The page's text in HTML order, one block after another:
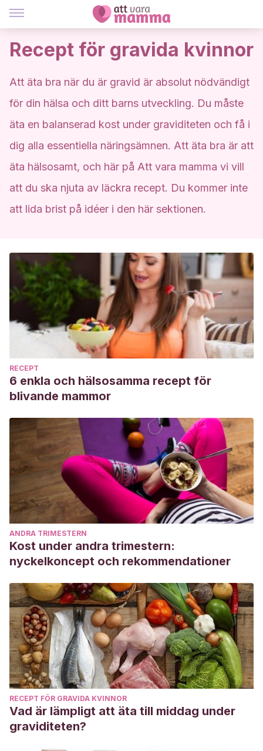
Recept för gravida kvinnor
Att äta bra när du är gravid är absolut nödvändigt
för din hälsa och ditt barns utveckling. Du måste
äta en balanserad kost under graviditeten och få i
dig alla essentiella näringsämnen. Att äta bra är att
äta hälsosamt, och här på Att vara mamma vi vill
att du ska njuta av läckra recept. Du kommer inte
att lida brist på idéer i den här sektionen.
RECEPT
6 enkla och hälsosamma recept för
blivande mammor
ANDRA TRIMESTERN
Kost under andra trimestern:
nyckelkoncept och rekommendationer
RECEPT FÖR GRAVIDA KVINNOR
Vad är lämpligt att äta till middag under
graviditeten?